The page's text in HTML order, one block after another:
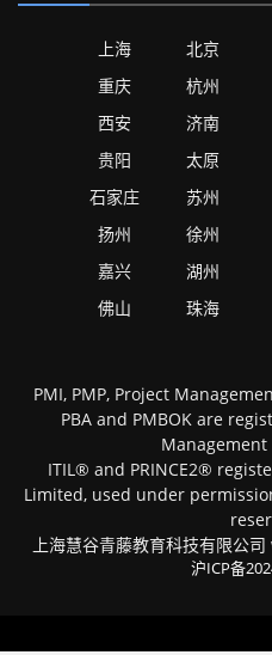
上海 北京
重庆
杭州
西安
济南
贵阳
太原
石家庄
苏州
扬州
徐州
嘉兴
湖州
佛山
珠海
PMI, PMP, Project
PBA and PMBOK are
ITIL® and PRINCE2®
Limited, used under
上海慧谷青藤教育科技有限公
沪ICP备